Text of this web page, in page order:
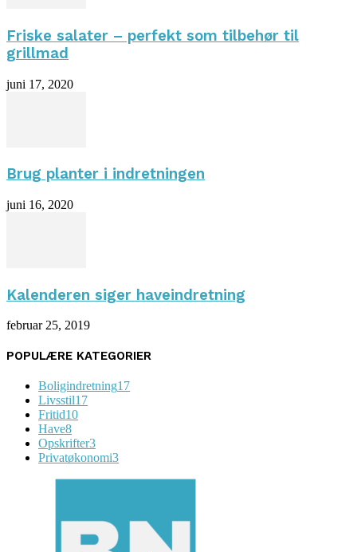
Friske salater – perfekt som tilbehør til
grillmad
juni 17, 2020
Brug planter i indretningen
juni 16, 2020
Kalenderen siger haveindretning
februar 25, 2019
POPULÆRE KATEGORIER
Boligindretning17
Livsstil17
Fritid10
Have8
Opskrifter3
Privatøkonomi3